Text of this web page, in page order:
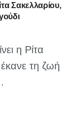
Σακελλαρίου,
η Ρίτα
τη ζωή